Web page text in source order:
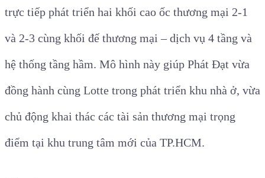
trực tiếp phát triển hai khối cao ốc thương mại 2-1
và 2-3 cùng khối đế thương mại – dịch vụ 4 tầng và
hệ thống tầng hầm. Mô hình này giúp Phát Đạt vừa
đồng hành cùng Lotte trong phát triển khu nhà ở, vừa
chủ động khai thác các tài sản thương mại trọng
điểm tại khu trung tâm mới của TP.HCM.